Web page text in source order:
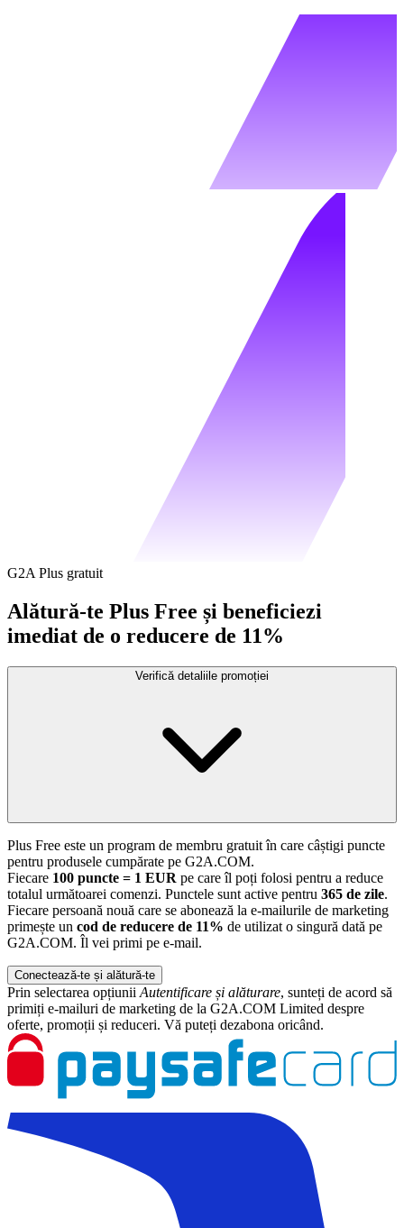
G2A Plus gratuit
Alătură-te Plus Free și beneficiezi
imediat de o reducere de 11%
Verifică detaliile promoției
Plus Free este un program de membru gratuit în care câștigi puncte
pentru produsele cumpărate pe G2A.COM.
Fiecare 100 puncte = 1 EUR pe care îl poți folosi pentru a reduce
totalul următoarei comenzi. Punctele sunt active pentru 365 de zile.
Fiecare persoană nouă care se abonează la e-mailurile de marketing
primește un cod de reducere de 11% de utilizat o singură dată pe
G2A.COM. Îl vei primi pe e-mail.
Conectează-te și alătură-te
Prin selectarea opțiunii Autentificare și alăturare, sunteți de acord să
primiți e-mailuri de marketing de la G2A.COM Limited despre
oferte, promoții și reduceri. Vă puteți dezabona oricând.